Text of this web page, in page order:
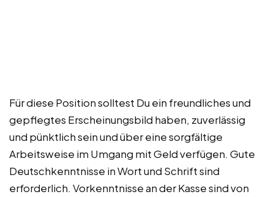
Für diese Position solltest Du ein freundliches und
gepflegtes Erscheinungsbild haben, zuverlässig
und pünktlich sein und über eine sorgfältige
Arbeitsweise im Umgang mit Geld verfügen. Gute
Deutschkenntnisse in Wort und Schrift sind
erforderlich. Vorkenntnisse an der Kasse sind von